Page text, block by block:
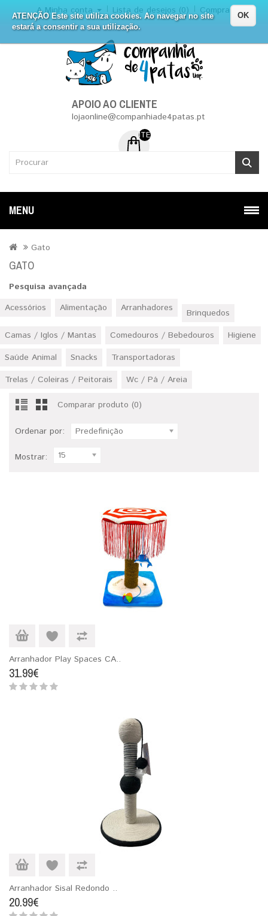
ATENÇÃO Este site utiliza cookies. Ao navegar no site
estará a consentir a sua utilização.
OK
A Minha conta Lista de desejos (0) Compra
APOIO AO CLIENTE
lojaonline@companhiade4patas.pt
ITEM (NS) DE 0 - 0.00€
MENU
Gato
GATO
Pesquisa avançada
Acessórios
Alimentação Arranhadores
Brinquedos
Camas / Iglos / Mantas
Comedouros / Bebedouros
Higiene
Saúde Animal
Snacks
Transportadoras
Trelas / Coleiras / Peitorais
Wc / Pá / Areia
Comparar produto (0)
Ordenar por: Predefinição
Mostrar: 15
Arranhador Play Spaces CA..
31.99€
Arranhador Sisal Redondo ..
20.99€